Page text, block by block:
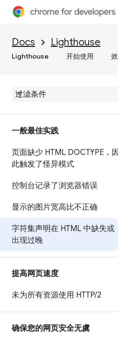
Docs Lighthouse
Lighthouse 开始使用
一般最佳实践
页面缺少 HTML DOCTYPE，因
此触发了怪异模式
控制台记录了浏览器错误
显示的图片宽高比不正确
字符集声明在 HTML 中缺失或
出现过晚
提高网页速度
未为所有资源使用 HTTP/2
确保您的网页安全无虞